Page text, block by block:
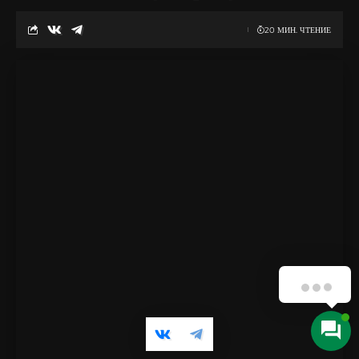
Проведите встречу
Вопрос-ответ: куда деть мантию после выпускного
Что делать с мантией после выпускного церемонии?
20 МИН. ЧТЕНИЕ
Нужны мантии?